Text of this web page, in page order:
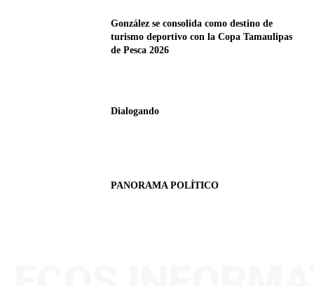
González se consolida como destino de
turismo deportivo con la Copa Tamaulipas
de Pesca 2026
Dialogando
PANORAMA POLÍTICO